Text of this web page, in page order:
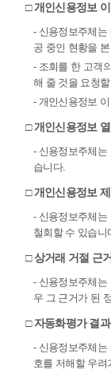
□ 개인신용정보
- 신용정보주체
공 중인 현황을
- 조회를 한 고객
해 줄 것을 요청
- 개인신용정보
□ 개인신용정보
- 신용정보주체
습니다.
□ 개인신용정보
- 신용정보주체
철회할 수 있습니
□ 상거래 거절 근
- 신용정보주체
우 그 근거가 된
□ 자동화평가 결
- 신용정보주체
호를 저해할 우